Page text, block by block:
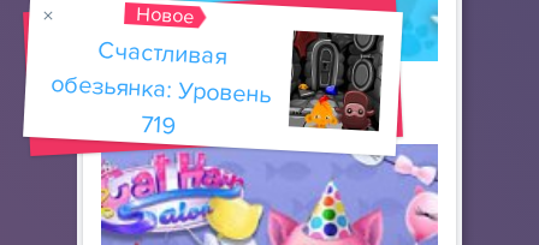
Войны Кошек
Новое
Счастливая
обезьянка: Уровень
719